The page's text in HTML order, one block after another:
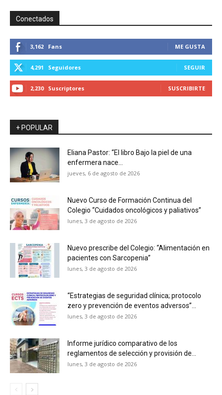
Conectados
3,162 Fans ME GUSTA
4,291 Seguidores SEGUIR
2,230 Suscriptores SUSCRIBIRTE
+ POPULAR
Eliana Pastor: “El libro Bajo la piel de una
enfermera nace...
jueves, 6 de agosto de 2026
Nuevo Curso de Formación Continua del
Colegio “Cuidados oncológicos y paliativos”
lunes, 3 de agosto de 2026
Nuevo prescribe del Colegio: “Alimentación en
pacientes con Sarcopenia”
lunes, 3 de agosto de 2026
“Estrategias de seguridad clínica; protocolo
zero y prevención de eventos adversos”...
lunes, 3 de agosto de 2026
Informe jurídico comparativo de los
reglamentos de selección y provisión de...
lunes, 3 de agosto de 2026